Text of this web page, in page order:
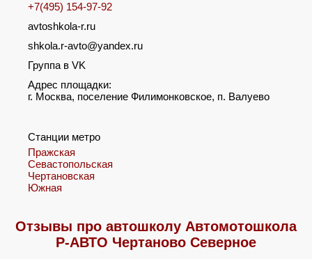
+7(495) 154-97-92
avtoshkola-r.ru
shkola.r-avto@yandex.ru
Группа в VK
Адрес площадки:
г. Москва, поселение Филимонковское, п. Валуево
Станции метро
Пражская
Севастопольская
Чертановская
Южная
Отзывы про автошколу Автомотошкола
Р-АВТО Чертаново Северное